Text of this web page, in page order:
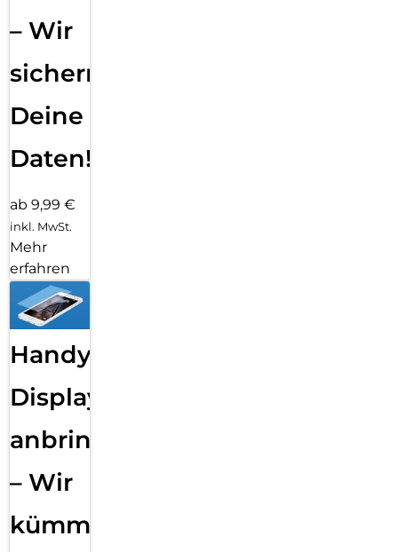
– Wir
sichern
Deine
Daten!
ab 9,99 €
inkl. MwSt.
Mehr
erfahren
Handy
Displayfolie
anbringen
– Wir
kümmern